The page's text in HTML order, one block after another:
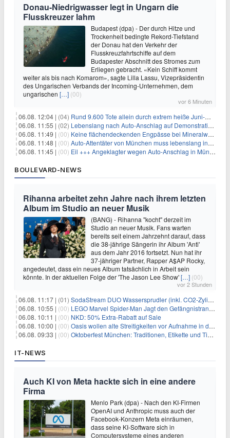
Donau-Niedrigwasser legt in Ungarn die
Flusskreuzer lahm
Budapest (dpa) - Der durch Hitze und
Trockenheit bedingte Rekord-Tiefstand
der Donau hat den Verkehr der
Flusskreuzfahrtschiffe auf dem
Budapester Abschnitt des Stromes zum
Erliegen gebracht. «Kein Schiff kommt
weiter als bis nach Komarom», sagte Lilla Lassu, Vizepräsidentin
des Ungarischen Verbands der Incoming-Unternehmen, dem
ungarischen […] (00)
vor 6 Minuten
06.08. 12:04 | (04) Rund 9.600 Tote allein durch extrem heiße Juni-Woche
06.08. 11:55 | (02) Lebenslang nach Auto-Anschlag auf Demonstration in München
06.08. 11:49 | (00) Keine flächendeckenden Engpässe bei Mineralwasser
06.08. 11:48 | (00) Auto-Attentäter von München muss lebenslang ins Gefängnis
06.08. 11:45 | (00) Eil +++ Angeklagter wegen Auto-Anschlag in München zu lebenslanger Haft verurteilt
BOULEVARD-NEWS
Rihanna arbeitet zehn Jahre nach ihrem letzten
Album im Studio an neuer Musik
(BANG) - Rihanna "kocht" derzeit im
Studio an neuer Musik. Fans warten
bereits seit einem Jahrzehnt darauf, dass
die 38-jährige Sängerin ihr Album 'Anti'
aus dem Jahr 2016 fortsetzt. Nun hat ihr
37-jähriger Partner, Rapper A$AP Rocky,
angedeutet, dass ein neues Album tatsächlich in Arbeit sein
könnte. In der aktuellen Folge der 'The Jason Lee Show'[…] (00)
vor 2 Stunden
06.08. 11:17 | (01) SodaStream DUO Wassersprudler (inkl. CO2-Zylinder) für 94€
06.08. 10:55 | (00) LEGO Marvel Spider-Man Jagt den Gefängnistransporter (76349) für 32,99€
06.08. 10:11 | (00) NKD: 50% Extra-Rabatt auf Sale
06.08. 10:00 | (00) Oasis wollen alte Streitigkeiten vor Aufnahme in die Rock and Roll Hall of Fame begraben
06.08. 09:33 | (00) Oktoberfest München: Traditionen, Etikette und Tipps für Gäste aus dem In- und Ausland
IT-NEWS
Auch KI von Meta hackte sich in eine andere
Firma
Menlo Park (dpa) - Nach den KI-Firmen
OpenAI und Anthropic muss auch der
Facebook-Konzern Meta einräumen,
dass seine KI-Software sich in
Computersysteme eines anderen